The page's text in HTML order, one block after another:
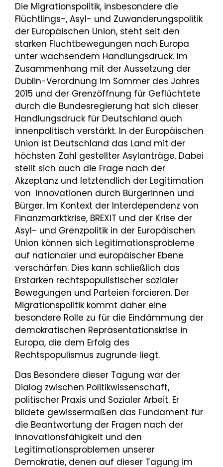
Die Migrationspolitik, insbesondere die
Flüchtlings-, Asyl- und Zuwanderungspolitik
der Europäischen Union, steht seit den
starken Fluchtbewegungen nach Europa
unter wachsendem Handlungsdruck. Im
Zusammenhang mit der Aussetzung der
Dublin-Verordnung im Sommer des Jahres
2015 und der Grenzöffnung für Geflüchtete
durch die Bundesregierung hat sich dieser
Handlungsdruck für Deutschland auch
innenpolitisch verstärkt. In der Europäischen
Union ist Deutschland das Land mit der
höchsten Zahl gestellter Asylanträge. Dabei
stellt sich auch die Frage nach der
Akzeptanz und letztendlich der Legitimation
von Innovationen durch Bürgerinnen und
Bürger. Im Kontext der Interdependenz von
Finanzmarktkrise, BREXIT und der Krise der
Asyl- und Grenzpolitik in der Europäischen
Union können sich Legitimationsprobleme
auf nationaler und europäischer Ebene
verschärfen. Dies kann schließlich das
Erstarken rechtspopulistischer sozialer
Bewegungen und Parteien forcieren. Der
Migrationspolitik kommt daher eine
besondere Rolle zu für die Eindämmung der
demokratischen Repräsentationskrise in
Europa, die dem Erfolg des
Rechtspopulismus zugrunde liegt.
Das Besondere dieser Tagung war der
Dialog zwischen Politikwissenschaft,
politischer Praxis und Sozialer Arbeit. Er
bildete gewissermaßen das Fundament für
die Beantwortung der Fragen nach der
Innovationsfähigkeit und den
Legitimationsproblemen unserer
Demokratie, denen auf dieser Tagung im